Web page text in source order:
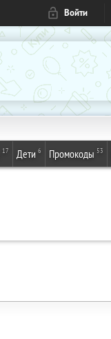
Войти
17 Дети 6 Промокоды 53